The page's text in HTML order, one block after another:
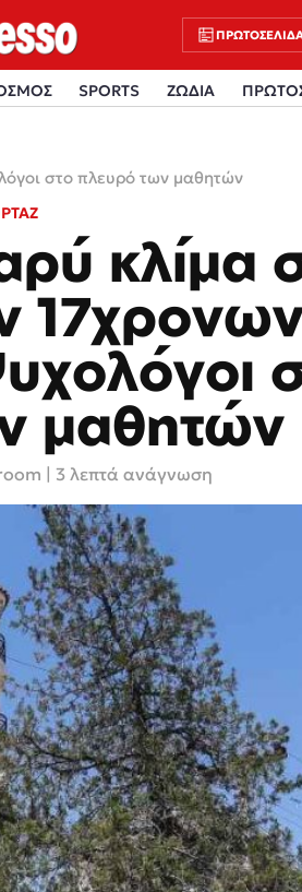
SPORTS ΖΩΔΙΑ
στο πλευρό των μαθητών
κλίμα
μαθητών
| 3 λεπτά ανάγνωση